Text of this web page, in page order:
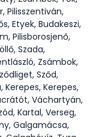
Pilisszentiván,
Etyek, Budakeszi,
Pilisborosjenő,
Szada,
Zsámbok,
Sződ,
Kerepes,
Váchartyán,
Kartal, Verseg,
Galgamácsa,